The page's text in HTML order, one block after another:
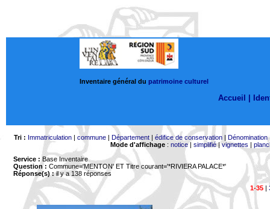
Inventaire général du patrimoine culturel
Accueil |
Tri : Immatriculation| commune| Département| édifice de conservation| Dénomination
Mode d'affichage: notice| simplifié|vignettes |
Service : Base Inventaire
Question : Commune='MENTON' ET Titre courant='*RIVIERA PALACE*'
Réponse(s) :il y a 138 réponses
1-35|